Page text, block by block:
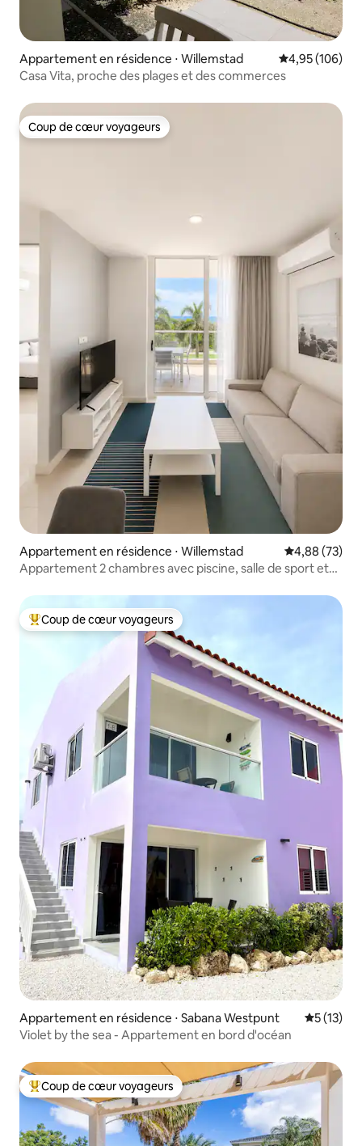
Appartement en résidence ⋅ Willemstad Évaluation
4,95 (106)
Casa Vita, proche des plages et des commerces
Coup de cœur voyageurs
Coup de cœur voyageurs
Appartement en résidence ⋅ Willemstad Évaluation
4,88 (73)
Appartement 2 chambres avec piscine, salle de sport et
Coups de cœur voyageurs les plus appréciés
Coup de cœur voyageurs
Appartement en résidence ⋅ Sabana Westpunt
5 (13)
Violet by the sea - Appartement en bord d'océan
Coups de cœur voyageurs les plus appréciés
Coup de cœur voyageurs